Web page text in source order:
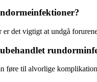
det vigtigt at undgå
føre til alvorlige